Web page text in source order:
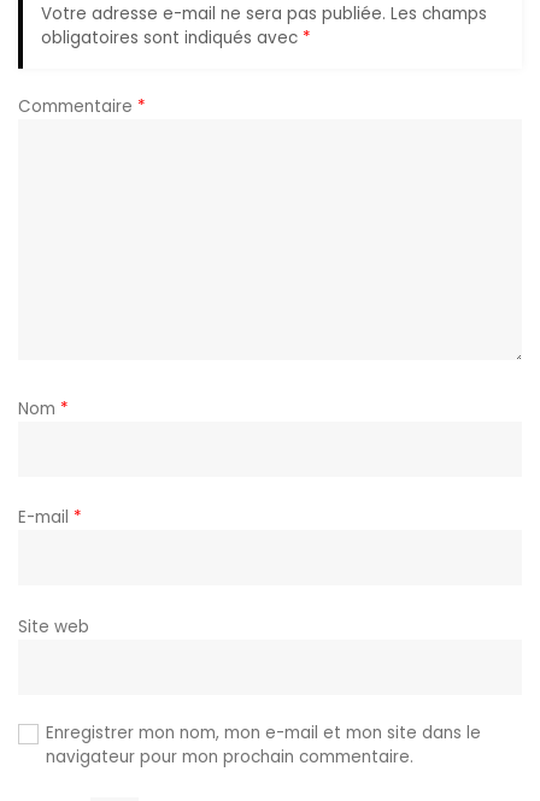
Votre adresse e-mail ne sera pas publiée. Les champs
obligatoires sont indiqués avec *
Commentaire *
Nom *
E-mail *
Site web
Enregistrer mon nom, mon e-mail et mon site dans le
navigateur pour mon prochain commentaire.